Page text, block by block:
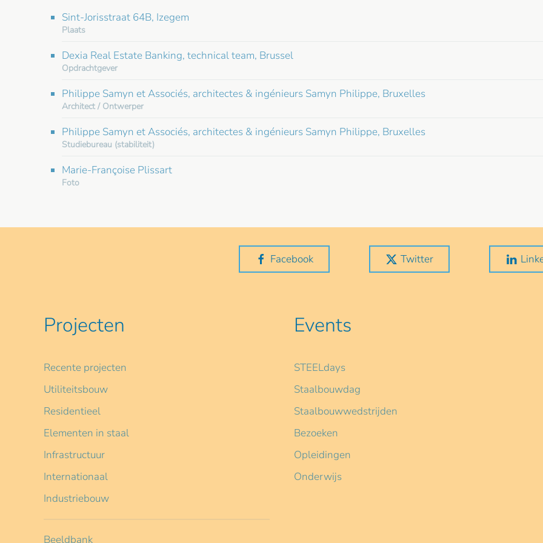
Sint-Jorisstraat 64B, Izegem
Plaats
Dexia Real Estate Banking, technical team, Brussel
Opdrachtgever
Philippe Samyn et Associés, architectes & ingénieurs Samyn Philippe, Bruxelles
Architect / Ontwerper
Philippe Samyn et Associés, architectes & ingénieurs Samyn Philippe, Bruxelles
Studiebureau (stabiliteit)
Marie-Françoise Plissart
Foto
Facebook Twitter
Projecten
Recente projecten
Utiliteitsbouw
Residentieel
Elementen in staal
Infrastructuur
Internationaal
Industriebouw
Beeldbank
Events
STEELdays
Staalbouwdag
Staalbouwwedstrijden
Bezoeken
Opleidingen
Onderwijs